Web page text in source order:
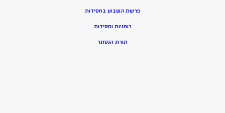
פרשת השבוע בחסידות
רוחניות וחסידות
תורת הנסתר